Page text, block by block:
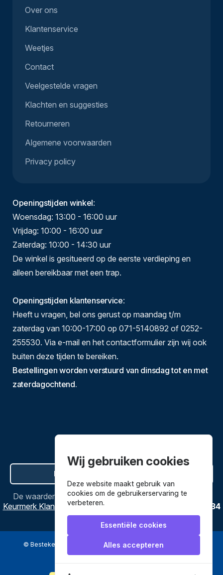
Over ons
Klantenservice
Weetjes
Contact
Veelgestelde vragen
Klachten en suggesties
Retourneren
Algemene voorwaarden
Privacy policy
Openingstijden winkel:
Woensdag: 13:00 - 16:00 uur
Vrijdag: 10:00 - 16:00 uur
Zaterdag: 10:00 - 14:30 uur
De winkel is gesitueerd op de eerste verdieping en
alleen bereikbaar met een trap.
Openingstijden klantenservice:
Heeft u vragen, bel ons gerust op maandag t/m
zaterdag van 10:00-17:00 op 071-5140892 of 0252-
255530. Via e-mail en het contactformulier zijn wij ook
buiten deze tijden te bereiken.
Bestellingen worden verstuurd van dinsdag tot en met
zaterdagochtend.
Hier de overeenkomst ontbinden
De waardering vanBestekenpannen.nlbijWebwinkel
Keurmerk Klantbeoordelingen
3634
reviews.
© Bestekenpannen.nl 2026 een webshop van
Wij gebruiken cookies
Deze website maakt gebruik van
cookies om de gebruikerservaring te
verbeteren.
Essentiële cookies
Alles accepteren